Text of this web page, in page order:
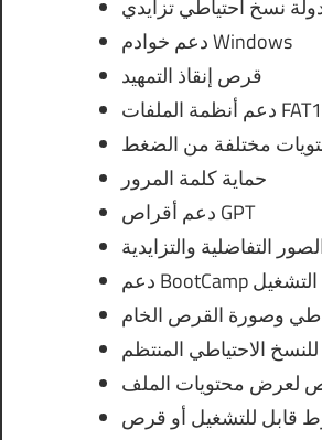
نسخ احتياطي تزايدي
دعم خوادم Windows
قرص إنقاذ التمهيد
مختلفة من الضغط
حماية كلمة المرور
دعم أقراص GPT
التفاضلية والتزايدية
وصورة القرص الخام
الاحتياطي المنتظم
لعرض محتويات الملف